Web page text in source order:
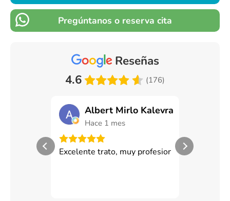
Pregúntanos o reserva cita
Reseñas
4.6
(176)
Albert Mirlo Kalevra
Hace 1 mes
Excelente trato, muy profesional de inicio a